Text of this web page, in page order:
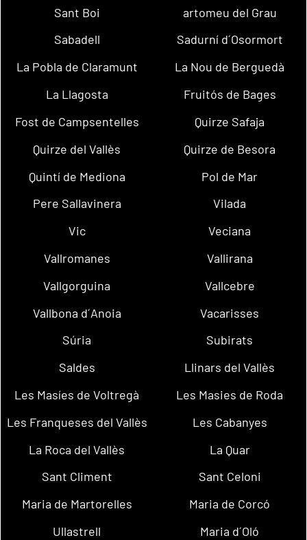
Sant Boi
artomeu del Grau
Sabadell
Sadurní d´Osormort
La Pobla de Claramunt
La Nou de Berguedà
La Llagosta
Fruitós de Bages
Fost de Campsentelles
Quirze Safaja
Quirze del Vallès
Quirze de Besora
Quintí de Mediona
Pol de Mar
Pere Sallavinera
Vilada
Vic
Veciana
Vallromanes
Vallirana
Vallgorguina
Vallcebre
Vallbona d´Anoia
Vacarisses
Súria
Subirats
Saldes
Llinars del Vallès
Les Masíes de Voltregà
Les Masies de Roda
Les Franqueses del Vallès
Les Cabanyes
La Roca del Vallès
La Quar
Sant Climent
Sant Celoni
Maria de Martorelles
Maria de Corcó
Ullastrell
Maria d´Oló